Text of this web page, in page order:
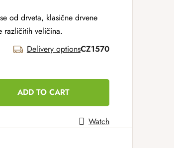
od drveta, klasične drvene
različitih veličina.
Delivery optionsCZ1570
ADD TO CART
Watch